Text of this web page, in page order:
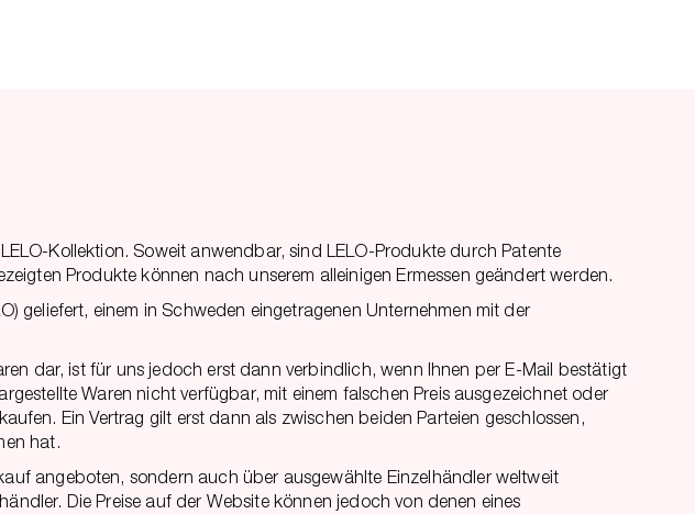
Kollektion. Soweit anwendbar, sind LELO-Produkte durch Patente
Produkte können nach unserem alleinigen Ermessen geändert werden.
geliefert, einem in Schweden eingetragenen Unternehmen mit der
dar, ist für uns jedoch erst dann verbindlich, wenn Ihnen per E-Mail bestätigt
Waren nicht verfügbar, mit einem falschen Preis ausgezeichnet oder
Ein Vertrag gilt erst dann als zwischen beiden Parteien geschlossen,
hat.
angeboten, sondern auch über ausgewählte Einzelhändler weltweit
Die Preise auf der Website können jedoch von denen eines